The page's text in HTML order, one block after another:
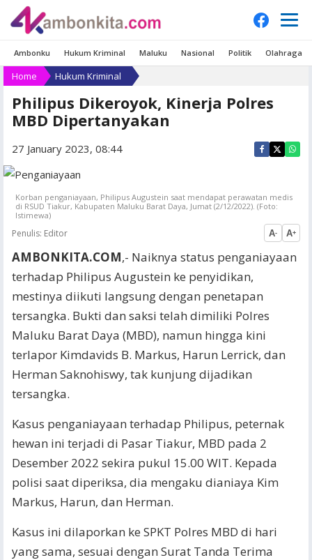
Ambonku Hukum Kriminal Maluku Nasional Politik Olahraga
Home Hukum Kriminal
Philipus Dikeroyok, Kinerja Polres
MBD Dipertanyakan
27 January 2023, 08:44
Korban penganiayaan, Philipus Augustein saat mendapat perawatan medis
di RSUD Tiakur, Kabupaten Maluku Barat Daya, Jumat (2/12/2022). (Foto:
Istimewa)
Penulis: Editor A- A+
AMBONKITA.COM,- Naiknya status penganiayaan
terhadap Philipus Augustein ke penyidikan,
mestinya diikuti langsung dengan penetapan
tersangka. Bukti dan saksi telah dimiliki Polres
Maluku Barat Daya (MBD), namun hingga kini
terlapor Kimdavids B. Markus, Harun Lerrick, dan
Herman Saknohiswy, tak kunjung dijadikan
tersangka.
Kasus penganiayaan terhadap Philipus, peternak
hewan ini terjadi di Pasar Tiakur, MBD pada 2
Desember 2022 sekira pukul 15.00 WIT. Kepada
polisi saat diperiksa, dia mengaku dianiaya Kim
Markus, Harun, dan Herman.
Kasus ini dilaporkan ke SPKT Polres MBD di hari
yang sama, sesuai dengan Surat Tanda Terima